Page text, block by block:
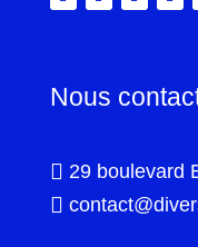
Nous
 29 boulevard
